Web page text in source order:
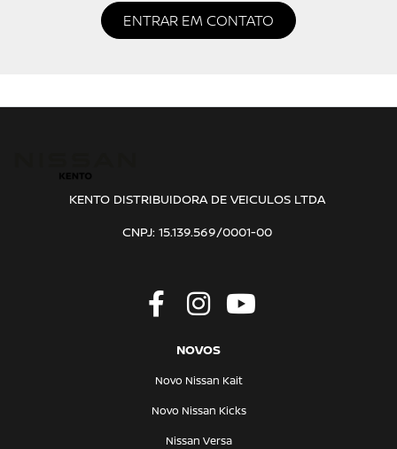
ENTRAR EM CONTATO
KENTO DISTRIBUIDORA DE VEICULOS LTDA
CNPJ: 15.139.569/0001-00
NOVOS
Novo Nissan Kait
Novo Nissan Kicks
Nissan Versa